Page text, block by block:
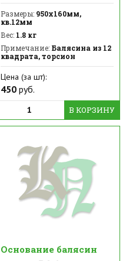
Размеры:950х160мм,
кв.12мм
Вес:1.8 кг
Примечание:Балясина из 12
квадрата, торсион
Цена (за шт):
450руб.
В КОРЗИНУ
Основание балясин